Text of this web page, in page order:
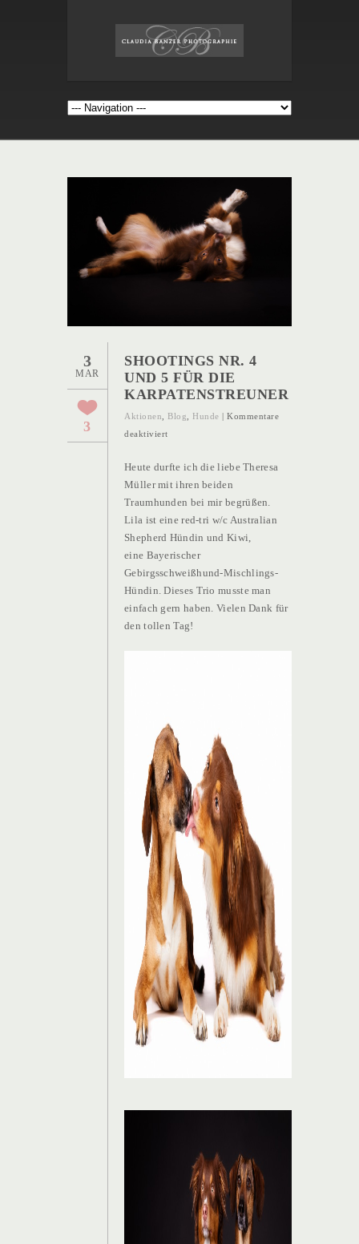
3
MAR
3
SHOOTINGS NR. 4
UND 5 FÜR DIE
KARPATENSTREUNER
Aktionen, Blog, Hunde
Kommentare
deaktiviertfür
Nr.
4
und
5
für
die
Karpatenstreuner
Heute durfte ich die liebe Theresa
Müller mit ihren beiden
Traumhunden bei mir begrüßen.
Lila ist eine red-tri w/c Australian
Shepherd Hündin und Kiwi,
eine Bayerischer
Gebirgsschweißhund-Mischlings-
Hündin. Dieses Trio musste man
einfach gern haben. Vielen Dank für
den tollen Tag!